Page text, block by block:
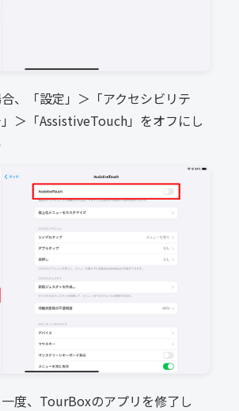
、「設定」＞「アクセシビリテ
＞「AssistiveTouch」をオフにし
度、TourBoxのアプリを修了し